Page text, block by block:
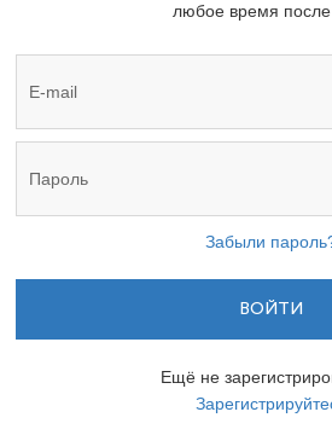
любое время после
Забыли
ВОЙТИ
Ещё не